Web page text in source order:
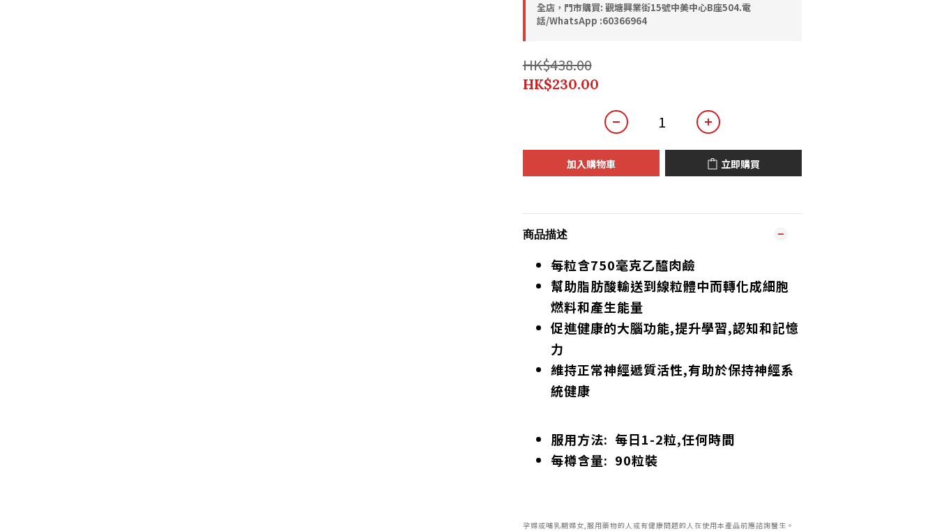
全店，門市購買: 觀塘興業街15號中美中心B座504.電
話/WhatsApp :60366964
HK$438.00
HK$230.00
加入購物車 立即購買
商品描述
每粒含750毫克乙醯肉鹼
幫助脂肪酸輸送到線粒體中而轉化成細胞
燃料和產生能量
促進健康的大腦功能,提升學習,認知和記憶
力
維持正常神經遞質活性,有助於保持神經系
統健康
服用方法: 每日1-2粒,任何時間
每樽含量: 90粒裝
孕婦或哺乳期婦女,服用藥物的人或有健康問題的人在使用本產品前應諮詢醫生。